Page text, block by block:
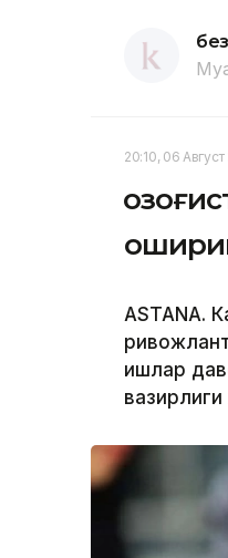
20:10, 06
ASTANА.
ишлар